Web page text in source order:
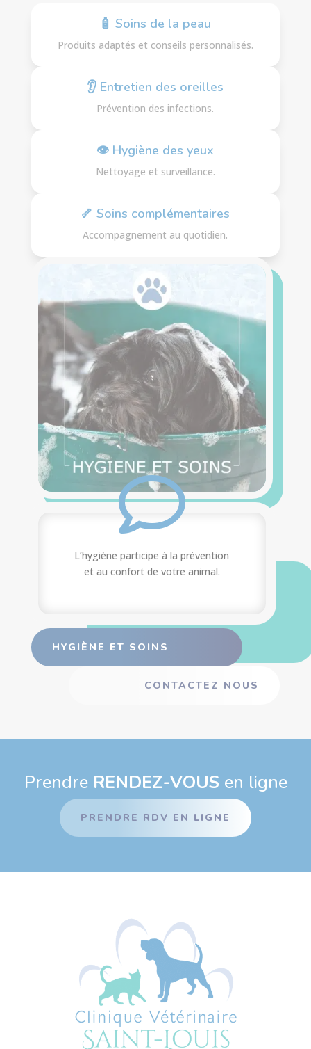
🧴 Soins de la peau
Produits adaptés et conseils personnalisés.
👂 Entretien des oreilles
Prévention des infections.
👁 Hygiène des yeux
Nettoyage et surveillance.
🦴 Soins complémentaires
Accompagnement au quotidien.
L’hygiène participe à la prévention
et au confort de votre animal.

HYGIÈNE ET SOINS
CONTACTEZ NOUS
Prendre RENDEZ-VOUS en ligne
PRENDRE RDV EN LIGNE